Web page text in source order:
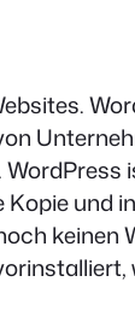
Kopie und
keinen